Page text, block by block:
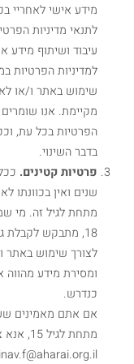
מידע אישי לאחריי
לתנאי מדיניות
עיבוד ושיתוף
למדיניות
שימוש באתר ו/או
מקיימת. אנו
הפרטיות בכל עת,
בדבר השינוי.
פרטיות קטינים.
שנים ואין בכוונתו
18, מתבקש
לצורך שימוש באתר
ומסירת מידע
כנדרש.
אם אתם מאמינים
מתחת